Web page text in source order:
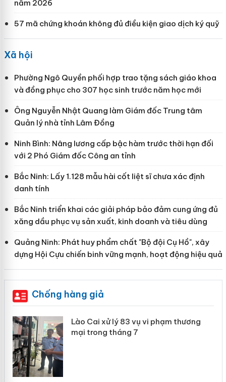
năm 2026
57 mã chứng khoán không đủ điều kiện giao dịch ký quỹ
Xã hội
Phường Ngô Quyền phối hợp trao tặng sách giáo khoa
và đồng phục cho 307 học sinh trước năm học mới
Ông Nguyễn Nhật Quang làm Giám đốc Trung tâm
Quản lý nhà tỉnh Lâm Đồng
Ninh Bình: Nâng lương cấp bậc hàm trước thời hạn đối
với 2 Phó Giám đốc Công an tỉnh
Bắc Ninh: Lấy 1.128 mẫu hài cốt liệt sĩ chưa xác định
danh tính
Bắc Ninh triển khai các giải pháp bảo đảm cung ứng đủ
xăng dầu phục vụ sản xuất, kinh doanh và tiêu dùng
Quảng Ninh: Phát huy phẩm chất "Bộ đội Cụ Hồ", xây
dựng Hội Cựu chiến binh vững mạnh, hoạt động hiệu quả
Chống hàng giả
Lào Cai xử lý 83 vụ vi phạm thương
mại trong tháng 7